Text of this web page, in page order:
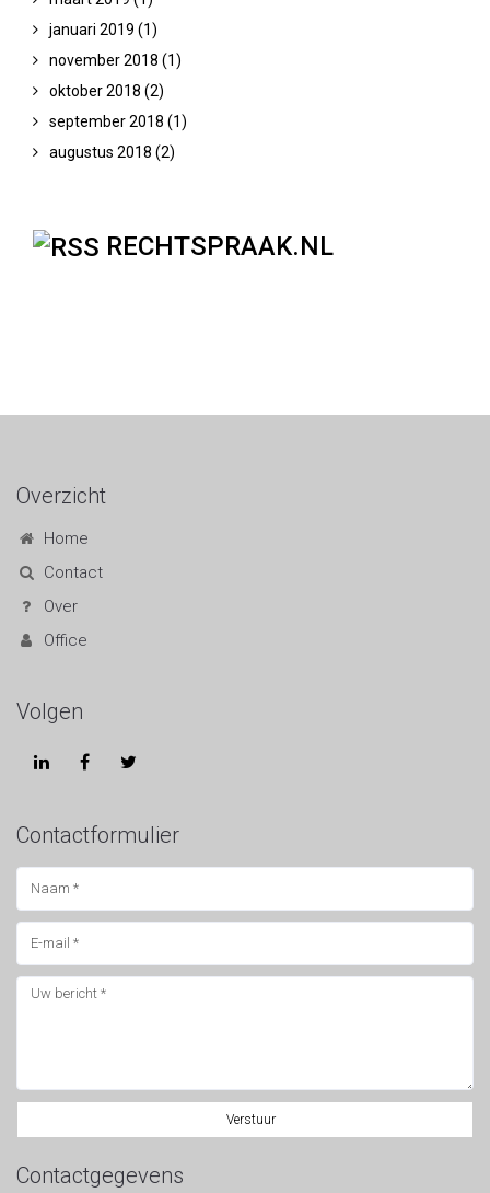
Doubleren en bevordering
januari 2019 (1)
november 2018 (1)
oktober 2018 (2)
september 2018 (1)
augustus 2018 (2)
RECHTSPRAAK.NL
Overzicht
Home
Contact
Over
Office
Volgen
Contactformulier
Verstuur
Contactgegevens